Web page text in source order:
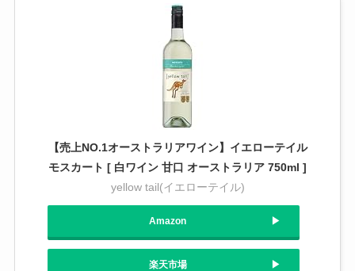
【売上NO.1オーストラリアワイン】イエローテイル
モスカート [ 白ワイン 甘口 オーストラリア 750ml ]
yellow tail(イエローテイル)
Amazon
楽天市場